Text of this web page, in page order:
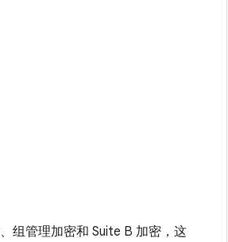
组管理加密和 Suite B 加密，这